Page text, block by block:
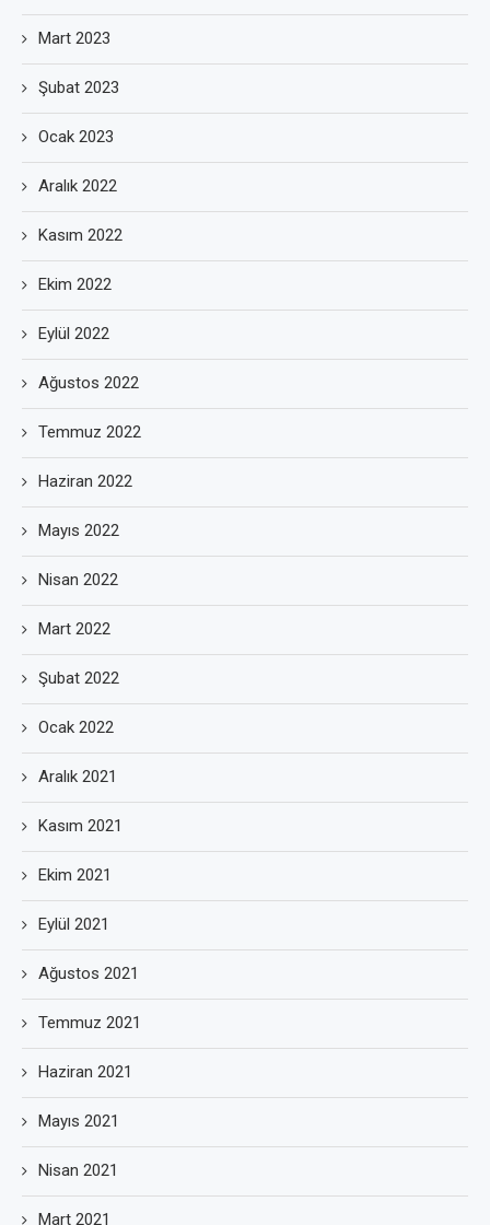
Mart 2023
Şubat 2023
Ocak 2023
Aralık 2022
Kasım 2022
Ekim 2022
Eylül 2022
Ağustos 2022
Temmuz 2022
Haziran 2022
Mayıs 2022
Nisan 2022
Mart 2022
Şubat 2022
Ocak 2022
Aralık 2021
Kasım 2021
Ekim 2021
Eylül 2021
Ağustos 2021
Temmuz 2021
Haziran 2021
Mayıs 2021
Nisan 2021
Mart 2021